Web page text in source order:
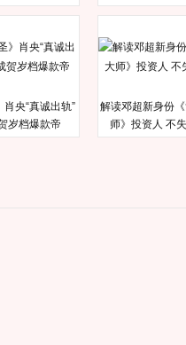
肖央“真诚出轨”
岁档爆款帝
解读邓超新身份
师》投资人 不